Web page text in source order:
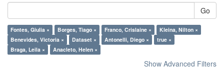
Go
Fontes, Giulia × Borges, Tiago × Franco, Crislaine ×
Kleina, Nilton ×
Benevides, Victoria ×
Dataset × Antonelli, Diego ×
true ×
Braga, Leila ×
Anacleto, Helen ×
Show Advanced Filters